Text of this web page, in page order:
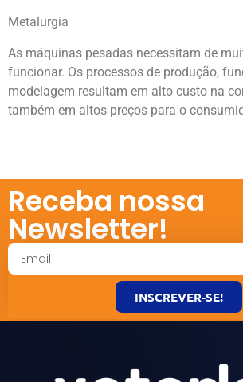
Metalurgia
As máquinas pesadas necessitam de
funcionar. Os processos de produção,
modelagem resultam em alto custo na
também em altos preços para o
Receba nossa
Newsletter!
INSCREVER-SE!